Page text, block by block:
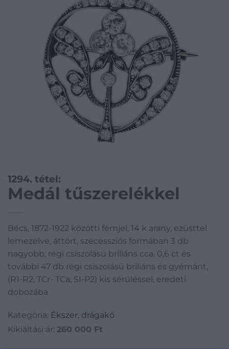
1294. tétel:
Medál tűszerelékkel
Bécs, 1872-1922 közötti fémjel, 14 k arany, ezüsttel
lemezelve, áttört, szecessziós formában 3 db
nagyobb, régi csiszolású briliáns cca. 0,6 ct és
további 47 db régi csiszolású briliáns és gyémánt,
(R1-R2, TCr- TCa, SI-P2) kis sérüléssel, eredeti
dobozába
Kategória: Ékszer, drágakő
Kikiáltási ár: 260 000 Ft